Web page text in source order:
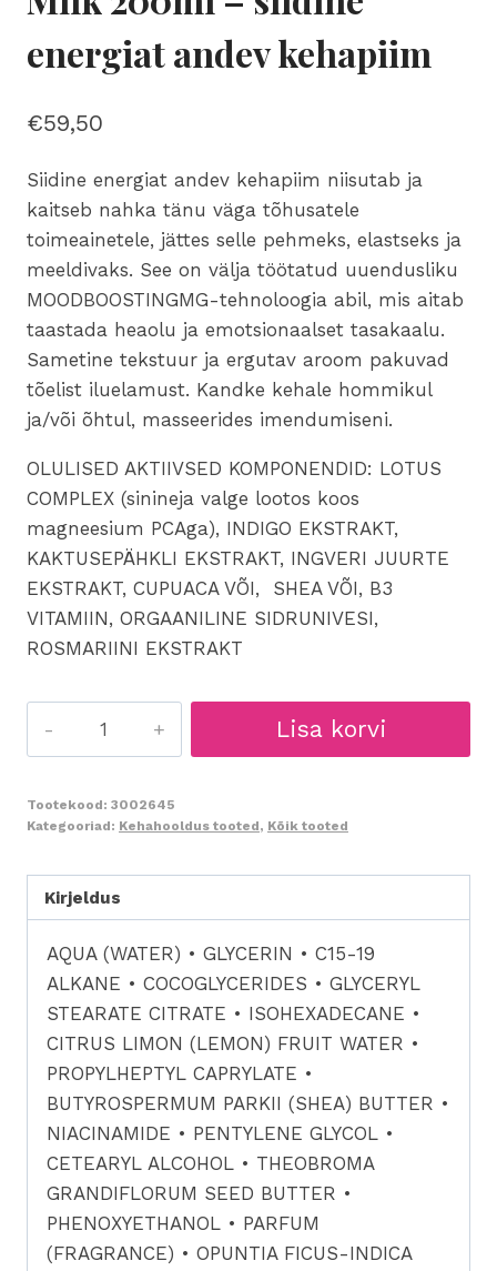
energiat andev kehapiim
€59,50
Siidine energiat andev kehapiim niisutab ja
kaitseb nahka tänu väga tõhusatele
toimeainetele, jättes selle pehmeks, elastseks ja
meeldivaks. See on välja töötatud uuendusliku
MOODBOOSTINGMG-tehnoloogia abil, mis aitab
taastada heaolu ja emotsionaalset tasakaalu.
Sametine tekstuur ja ergutav aroom pakuvad
tõelist iluelamust. Kandke kehale hommikul
ja/või õhtul, masseerides imendumiseni.
OLULISED AKTIIVSED KOMPONENDID: LOTUS
COMPLEX (sinineja valge lootos koos
magneesium PCAga), INDIGO EKSTRAKT,
KAKTUSEPÄHKLI EKSTRAKT, INGVERI JUURTE
EKSTRAKT, CUPUACA VÕI, SHEA VÕI, B3
VITAMIIN, ORGAANILINE SIDRUNIVESI,
ROSMARIINI EKSTRAKT
Body
Milk
siidine
energiat
andev
kehapiim
kogus
Lisa korvi
Tootekood: 3002645
Kategooriad: Kehahooldus tooted, Kõik tooted
Kirjeldus
AQUA (WATER) • GLYCERIN • C15-19
ALKANE • COCOGLYCERIDES • GLYCERYL
STEARATE CITRATE • ISOHEXADECANE •
CITRUS LIMON (LEMON) FRUIT WATER •
PROPYLHEPTYL CAPRYLATE •
BUTYROSPERMUM PARKII (SHEA) BUTTER •
NIACINAMIDE • PENTYLENE GLYCOL •
CETEARYL ALCOHOL • THEOBROMA
GRANDIFLORUM SEED BUTTER •
PHENOXYETHANOL • PARFUM
(FRAGRANCE) • OPUNTIA FICUS-INDICA